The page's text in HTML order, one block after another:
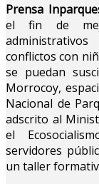
Prensa
el
fin de
conflictos con
se puedan
Morrocoy,
Nacional de
adscrito al
el
servidores
un taller